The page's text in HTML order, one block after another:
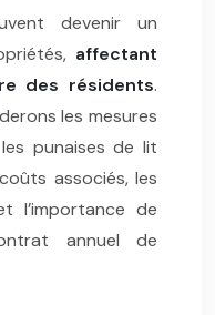
devenir un
affectant
des résidents.
les mesures
punaises de lit
associés, les
l’importance de
annuel de